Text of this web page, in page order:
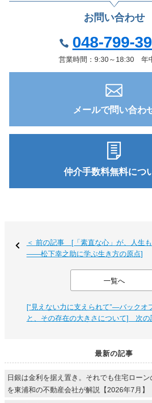
お問い合わせ
048-799-
営業時間：9:30～18:30 年
メールで問い合わ
仲介手数料無料につ
＜ 前の記事 [「素直な心」が、人生
――松下幸之助に学ぶ生き方の原点]
一覧へ
[“見えない力に支えられて”―バックオ
と、その存在の大きさについて] 次の
最新の記事
日銀は金利を据え置き。それでも住宅ロー
を東浦和の不動産会社が解説【2026年7月】